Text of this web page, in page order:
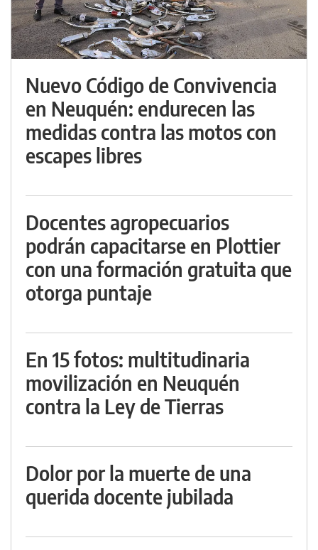
Nuevo Código de Convivencia
en Neuquén: endurecen las
medidas contra las motos con
escapes libres
Docentes agropecuarios
podrán capacitarse en Plottier
con una formación gratuita que
otorga puntaje
En 15 fotos: multitudinaria
movilización en Neuquén
contra la Ley de Tierras
Dolor por la muerte de una
querida docente jubilada